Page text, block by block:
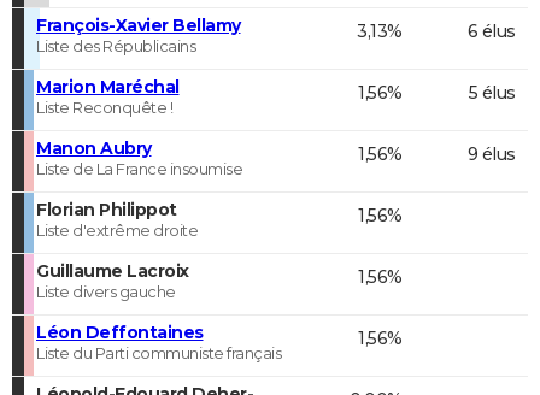
François-Xavier Bellamy
Liste des Républicains
3,13% 6 élus
Marion Maréchal
Liste Reconquête !
1,56% 5 élus
Manon Aubry
Liste de La France insoumise
1,56% 9 élus
Florian Philippot
Liste d'extrême droite
1,56%
Guillaume Lacroix
Liste divers gauche
1,56%
Léon Deffontaines
Liste du Parti communiste français
1,56%